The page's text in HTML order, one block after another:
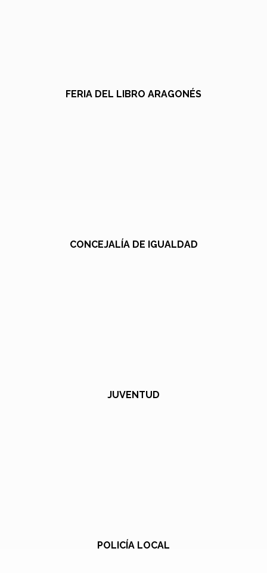
FERIA DEL LIBRO ARAGONÉS
CONCEJALÍA DE IGUALDAD
JUVENTUD
POLICÍA LOCAL